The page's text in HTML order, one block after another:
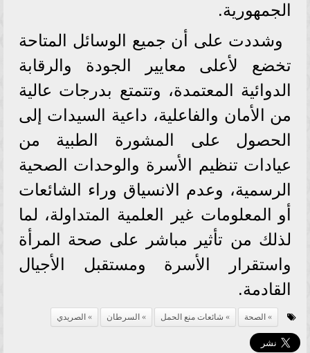
الجمهورية.
وشددت على أن جميع الوسائل المتاحة
تخضع لأعلى معايير الجودة والرقابة
الدوائية المعتمدة، وتتمتع بدرجات عالية
من الأمان والفاعلية، داعية السيدات إلى
الحصول على المشورة الطبية من
عيادات تنظيم الأسرة والوحدات الصحية
الرسمية، وعدم الانسياق وراء الشائعات
أو المعلومات غير العلمية المتداولة، لما
لذلك من تأثير مباشر على صحة المرأة
واستقرار الأسرة ومستقبل الأجيال
القادمة.
الصحة شائعات منع الحمل السرطان الصريدي